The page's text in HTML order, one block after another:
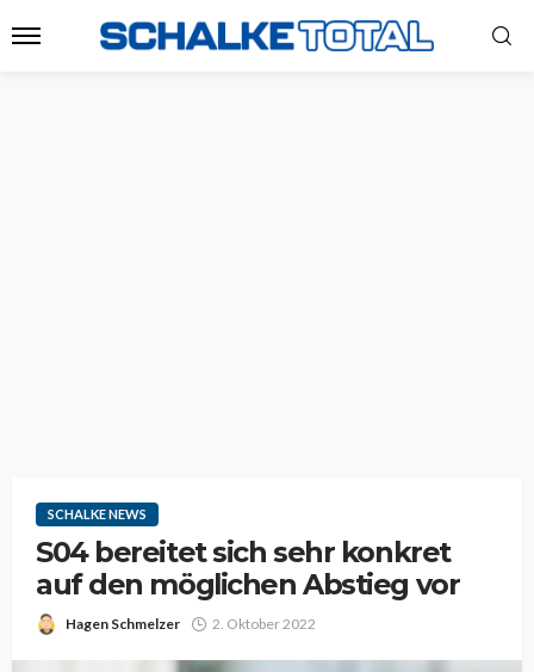
SCHALKE NEWS
S04 bereitet sich sehr konkret
auf den möglichen Abstieg vor
Hagen Schmelzer 2. Oktober 2022